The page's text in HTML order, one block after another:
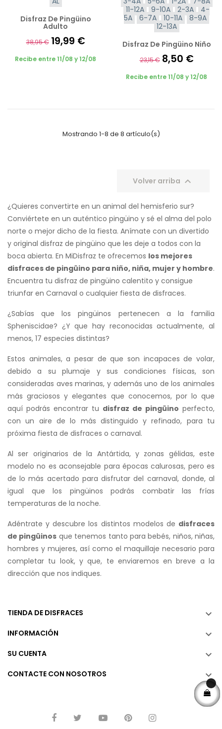
Disfraz De Pingüino
Adulto
38,95 € 19,99 €
Recibe entre 11/08 y 12/08
11-12A
9-10A 2-3A
4-
5A
6-7A 10-11A
8-9A
12-13A
Disfraz De Pingüino Niño
23,15 € 8,50 €
Recibe entre 11/08 y 12/08
Mostrando 1-8 de 8 artículo(s)
Volver arriba 
¿Quieres convertirte en un animal del hemisferio sur?
Conviértete en un auténtico pingüino y sé el alma del polo
norte o mejor dicho de la fiesta. Anímate con un divertido
y original disfraz de pingüino que les deje a todos con la
boca abierta. En MiDisfraz te ofrecemos los mejores
disfraces de pingüino para niño, niña, mujer y hombre.
Encuentra tu disfraz de pingüino calentito y consigue
triunfar en Carnaval o cualquier fiesta de disfraces.
¿Sabías que los pingüinos pertenecen a la familia
Spheniscidae? ¿Y que hay reconocidas actualmente, al
menos, 17 especies distintas?
Estos animales, a pesar de que son incapaces de volar,
debido a su plumaje y sus condiciones físicas, son
consideradas aves marinas, y además uno de los animales
más graciosos y elegantes que conocemos, por lo que
aquí podrás encontrar tu disfraz de pingüino perfecto,
con un aire de lo más distinguido y refinado, para tu
próxima fiesta de disfraces o carnaval.
Al ser originarios de la Antártida, y zonas gélidas, este
modelo no es aconsejable para épocas calurosas, pero es
de lo más acertado para disfrutar del carnaval, donde, al
igual que los pingüinos podrás combatir las frías
temperaturas de la noche.
Adéntrate y descubre los distintos modelos de disfraces
de pingüinos que tenemos tanto para bebés, niños, niñas,
hombres y mujeres, así como el maquillaje necesario para
completar tu look, y que, te enviaremos en breve a la
dirección que nos indiques.
TIENDA DE DISFRACES 
INFORMACIÓN 
SU CUENTA 
CONTACTE CON NOSOTROS 